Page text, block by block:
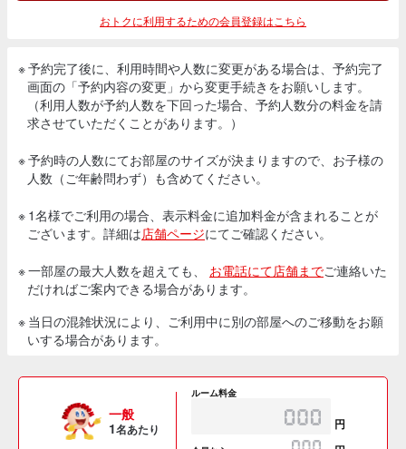
おトクに利用するための会員登録はこちら
※ 予約完了後に、利用時間や人数に変更がある場合は、予約完了
画面の「予約内容の変更」から変更手続きをお願いします。
（利用人数が予約人数を下回った場合、予約人数分の料金を請
求させていただくことがあります。）
※ 予約時の人数にてお部屋のサイズが決まりますので、お子様の
人数（ご年齢問わず）も含めてください。
※ 1名様でご利用の場合、表示料金に追加料金が含まれることが
ございます。詳細は店舗ページにてご確認ください。
※ 一部屋の最大人数を超えても、 お電話にて店舗までご連絡いた
だければご案内できる場合があります。
※ 当日の混雑状況により、ご利用中に別の部屋へのご移動をお願
いする場合があります。
一般
1名あたり
ルーム料金
円